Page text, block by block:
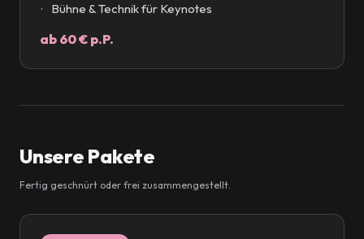
Bühne & Technik für Keynotes
ab 60 € p.P.
Unsere Pakete
Fertig geschnürt oder frei zusammengestellt.